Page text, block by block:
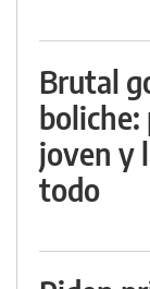
Brutal
boliche:
joven y
todo